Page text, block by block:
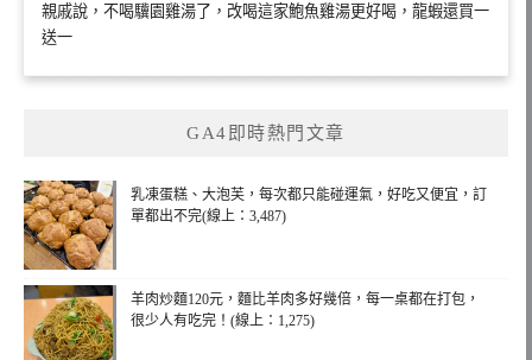
親戚說，不喝驥園雞湯了，改喝這家鮑魚雞湯更好喝，龍蝦還買一
送一
GA4即時熱門文章
乳凍蛋糕、大泡芙，每次都只能碰運氣，好吃又便宜，訂
單都出不完(線上：3,487)
羊肉炒麵120元，麵比羊肉多好幾倍，每一桌都在打包，
很少人有吃完！(線上：1,275)